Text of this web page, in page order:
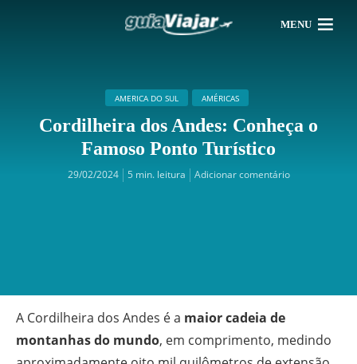
MENU
AMERICA DO SUL AMÉRICAS
Cordilheira dos Andes: Conheça o
Famoso Ponto Turístico
29/02/2024 5 min. leitura Adicionar comentário
A Cordilheira dos Andes é a maior cadeia de
montanhas do mundo, em comprimento, medindo